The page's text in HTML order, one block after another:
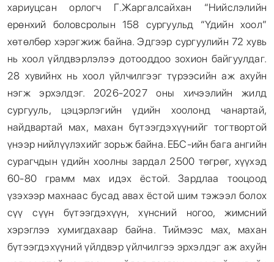
хариуцсан орлогч Г.Жаргалсайхан “Нийслэлийн
ерөнхий боловсролын 158 сургуульд “Үдийн хоол”
хөтөлбөр хэрэгжиж байна. Эдгээр сургуулийн 72 хувь
нь хоол үйлдвэрлэлээ дотооддоо зохион байгуулдаг.
28 хувийнх нь хоол үйлчилгээг түрээсийн аж ахуйн
нэгж эрхэлдэг. 2026-2027 оны хичээлийн жилд
сургууль, цэцэрлэгийн үдийн хоолонд чанартай,
найдвартай мах, махан бүтээгдэхүүнийг тогтвортой
үнээр нийлүүлэхийг зорьж байна. ЕБС-ийн бага ангийн
сурагчдын үдийн хоолны зардал 2500 төгрөг, хүүхэд
60-80 грамм мах идэх ёстой. Зардлаа тооцоод
үзэхээр махнаас бусад авах ёстой шим тэжээл болох
сүү сүүн бүтээгдэхүүн, хүнсний ногоо, жимсний
хэрэглээ хумигдахаар байна. Тиймээс мах, махан
бүтээгдэхүүний үйлдвэр үйлчилгээ эрхэлдэг аж ахуйн